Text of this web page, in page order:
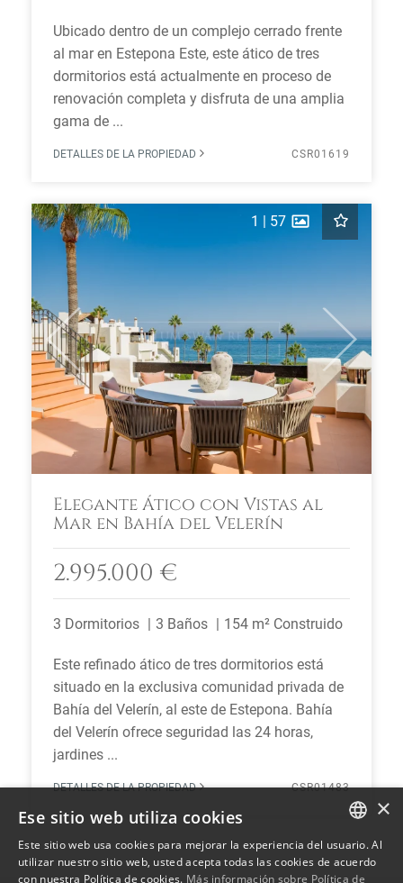
Ubicado dentro de un complejo cerrado frente
al mar en Estepona Este, este ático de tres
dormitorios está actualmente en proceso de
renovación completa y disfruta de una amplia
gama de ...
DETALLES DE LA PROPIEDAD CSR01619
Previous Next
1 | 57
Elegante Ático con Vistas al
Mar en Bahía del Velerín
2.995.000 €
3 Dormitorios 3 Baños 154 m² Construido
Este refinado ático de tres dormitorios está
situado en la exclusiva comunidad privada de
Bahía del Velerín, al este de Estepona. Bahía
del Velerín ofrece seguridad las 24 horas,
jardines ...
DETALLES DE LA PROPIEDAD CSR01483
ENGLISH
×
Ese sitio web utiliza cookies
Este sitio web usa cookies para mejorar la experiencia del usuario. Al
utilizar nuestro sitio web, usted acepta todas las cookies de acuerdo
con nuestra Política de cookies. Más información sobre Política de